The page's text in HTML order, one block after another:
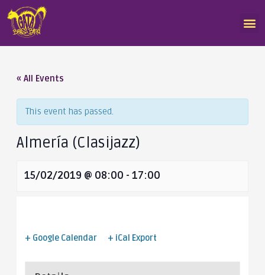
« All Events
This event has passed.
Almería (Clasijazz)
15/02/2019 @ 08:00 - 17:00
+ Google Calendar + iCal Export